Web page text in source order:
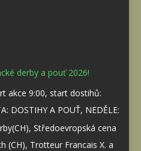
derby a pouť 2026!
akce 9:00, start dostihů:
DOSTIHY A POUŤ, NEDĚLE:
Středoevropská cena
(CH), Trotteur Francais X. a